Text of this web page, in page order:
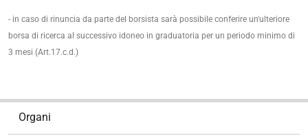
- in caso di rinuncia da parte del borsista sarà possibile conferire un'ulteriore
borsa di ricerca al successivo idoneo in graduatoria per un periodo minimo di
3 mesi (Art.17.c.d.)
Organi